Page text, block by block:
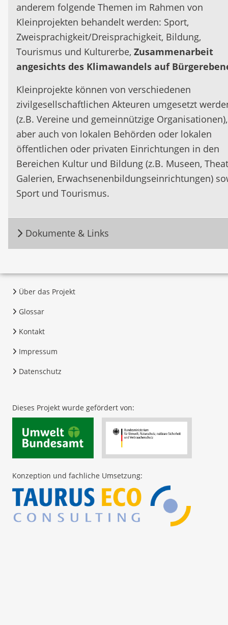
anderem folgende Themen im Rahmen von
Kleinprojekten behandelt werden: Sport,
Zweisprachigkeit/Dreisprachigkeit, Bildung,
Tourismus und Kulturerbe, Zusammenarbeit
angesichts des Klimawandels auf
Kleinprojekte können von verschiedenen
zivilgesellschaftlichen Akteuren umgesetzt
(z.B. Vereine und gemeinnützige Organisationen),
aber auch von lokalen Behörden oder lokalen
öffentlichen oder privaten Einrichtungen in den
Bereichen Kultur und Bildung (z.B. Museen,
Galerien, Erwachsenenbildungseinrichtungen)
Sport und Tourismus.
Dokumente & Links
Über das Projekt
Glossar
Kontakt
Impressum
Datenschutz
Dieses Projekt wurde gefördert von:
Konzeption und fachliche Umsetzung: